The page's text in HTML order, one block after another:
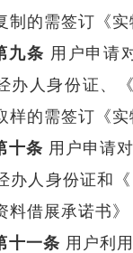
制的需签订《
九条 用户申请
办人身份证、
样的需签订《
十条 用户申请
办人身份证和
料借展承诺书
十一条 用户利